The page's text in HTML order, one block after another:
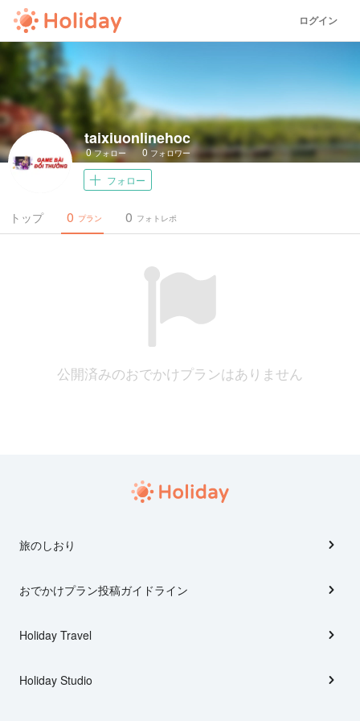
ログイン
taixiuonlinehoc
0フォロー 0 フォロワー
フォロー
トップ プラン
0 フォトレポ
0
公開済みのおでかけプランはありません
旅のしおり
おでかけプラン投稿ガイドライン
Holiday Travel
Holiday Studio